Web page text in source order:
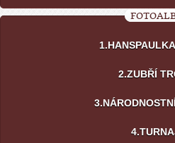
2.ZUBŘÍ